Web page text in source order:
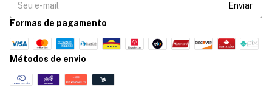
Formas de pagamento
Métodos de envio